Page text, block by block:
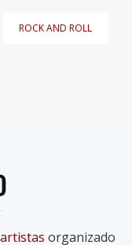
ROCK AND ROLL
organizado